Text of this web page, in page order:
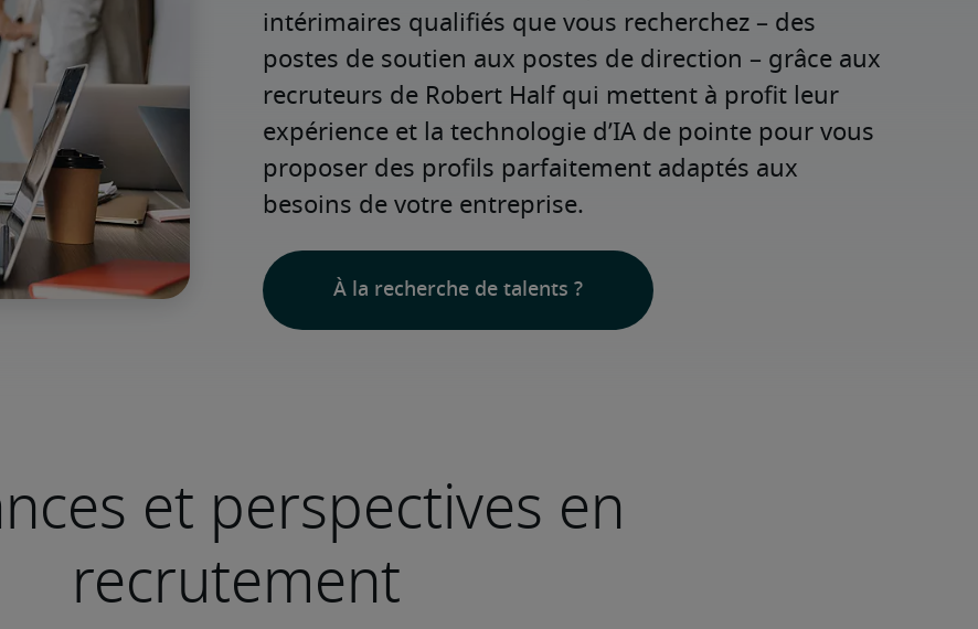
intérimaires qualifiés que vous recherchez – des
postes de soutien aux postes de direction – grâce aux
recruteurs de Robert Half qui mettent à profit leur
expérience et la technologie d’IA de pointe pour vous
proposer des profils parfaitement adaptés aux
besoins de votre entreprise.
À la recherche de talents ?
et perspectives en
recrutement